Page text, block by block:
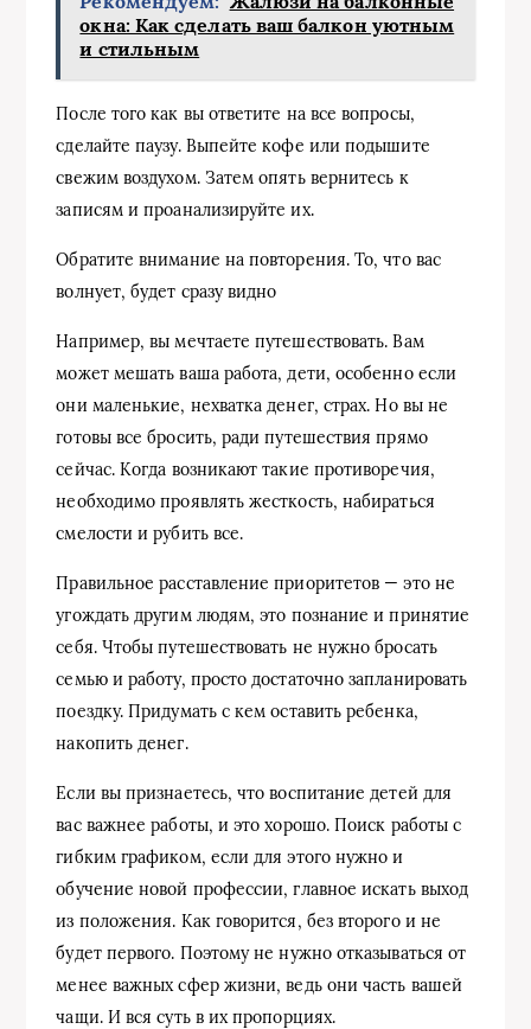
окна: Как сделать ваш балкон уютным
и стильным
После того как вы ответите на все вопросы,
сделайте паузу. Выпейте кофе или подышите
свежим воздухом. Затем опять вернитесь к
записям и проанализируйте их.
Обратите внимание на повторения. То, что вас
волнует, будет сразу видно
Например, вы мечтаете путешествовать. Вам
может мешать ваша работа, дети, особенно если
они маленькие, нехватка денег, страх. Но вы не
готовы все бросить, ради путешествия прямо
сейчас. Когда возникают такие противоречия,
необходимо проявлять жесткость, набираться
смелости и рубить все.
Правильное расставление приоритетов — это не
угождать другим людям, это познание и принятие
себя. Чтобы путешествовать не нужно бросать
семью и работу, просто достаточно запланировать
поездку. Придумать с кем оставить ребенка,
накопить денег.
Если вы признаетесь, что воспитание детей для
вас важнее работы, и это хорошо. Поиск работы с
гибким графиком, если для этого нужно и
обучение новой профессии, главное искать выход
из положения. Как говорится, без второго и не
будет первого. Поэтому не нужно отказываться от
менее важных сфер жизни, ведь они часть вашей
чащи. И вся суть в их пропорциях.